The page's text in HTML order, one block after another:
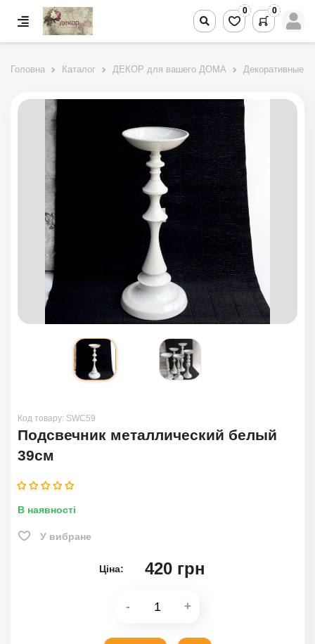
0 0
Головна Каталог ДЕКОР для вашего ДОМА Декоративные
Код товару: SWC59
Подсвечник металлический белый
39см
В наявності
У вибране
Ціна: 420 грн
- +